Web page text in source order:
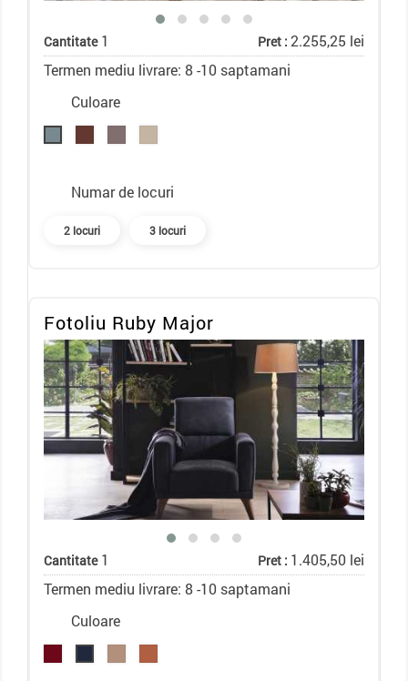
Cantitate1 Pret : 2.255,25 lei
Termen mediu livrare: 8 -10 saptamani
Culoare
Numar de locuri
2 locuri 3 locuri
Fotoliu Ruby Major
Cantitate1 Pret : 1.405,50 lei
Termen mediu livrare: 8 -10 saptamani
Culoare